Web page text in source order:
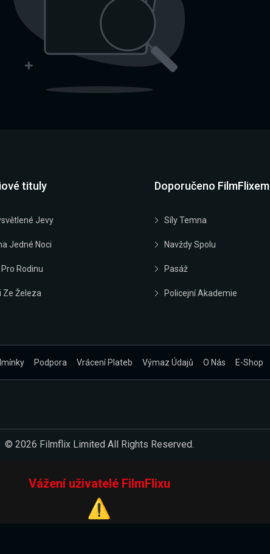
tituly
Jevy
Jedné Noci
Rodinu
Ze Železa
Doporučeno FilmFlixem
Síly Temna
Navždy Spolu
Pasáž
Policejní Akademie
Podpora Vrácení Plateb Výmaz Údajů O Nás E-Shop
© 2026 Filmflix Limited All Rights Reserved.
Vážení uživatelé FilmFlixu
⚠️